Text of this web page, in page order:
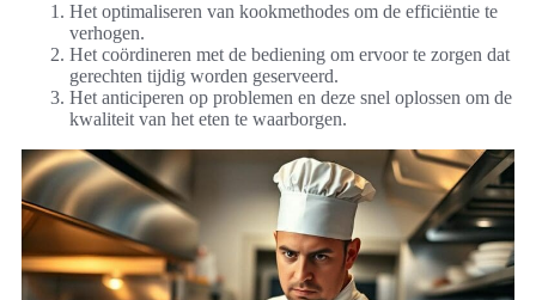
Het optimaliseren van kookmethodes om de efficiëntie te
verhogen.
Het coördineren met de bediening om ervoor te zorgen dat
gerechten tijdig worden geserveerd.
Het anticiperen op problemen en deze snel oplossen om de
kwaliteit van het eten te waarborgen.